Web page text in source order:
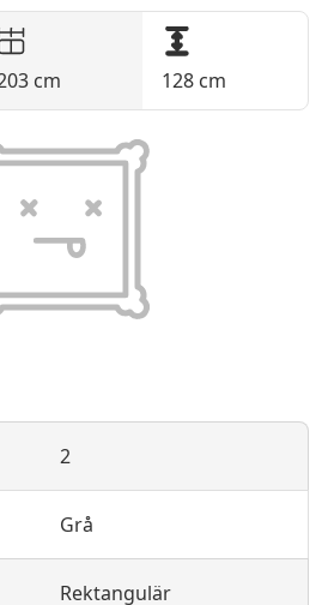
cm 128 cm
2
Grå
Rektangulär